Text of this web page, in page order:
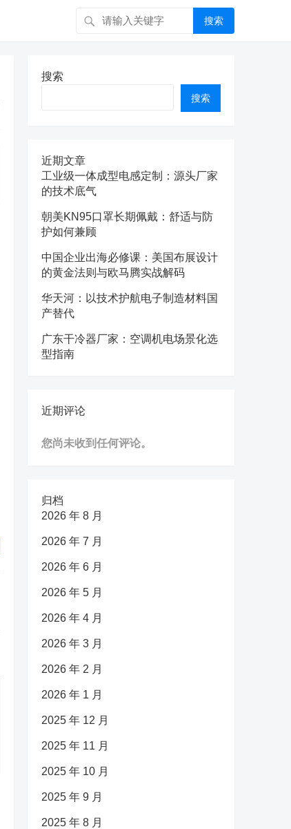
搜索
搜索
搜索
近期文章
工业级一体成型电感定制：源头厂家
的技术底气
朝美KN95口罩长期佩戴：舒适与防
护如何兼顾
中国企业出海必修课：美国布展设计
的黄金法则与欧马腾实战解码
华天河：以技术护航电子制造材料国
产替代
广东干冷器厂家：空调机电场景化选
型指南
近期评论
您尚未收到任何评论。
归档
2026 年 8 月
2026 年 7 月
2026 年 6 月
2026 年 5 月
2026 年 4 月
2026 年 3 月
2026 年 2 月
2026 年 1 月
2025 年 12 月
2025 年 11 月
2025 年 10 月
2025 年 9 月
2025 年 8 月